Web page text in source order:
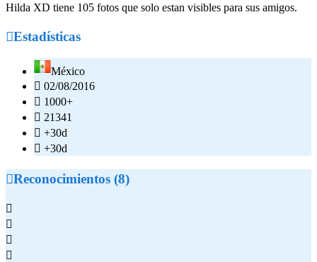
Hilda XD tiene 105 fotos que solo estan visibles para sus amigos.
Estadísticas
México
 02/08/2016
 1000+
 21341
 +30d
 +30d
Reconocimientos (8)



